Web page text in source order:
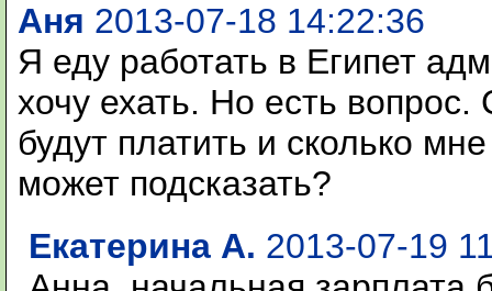
Аня 2013-07-18 14:22:36
Я еду работать в Египет
хочу ехать. Но есть
будут платить и сколько
может подсказать?
Екатерина А. 2013-07-19